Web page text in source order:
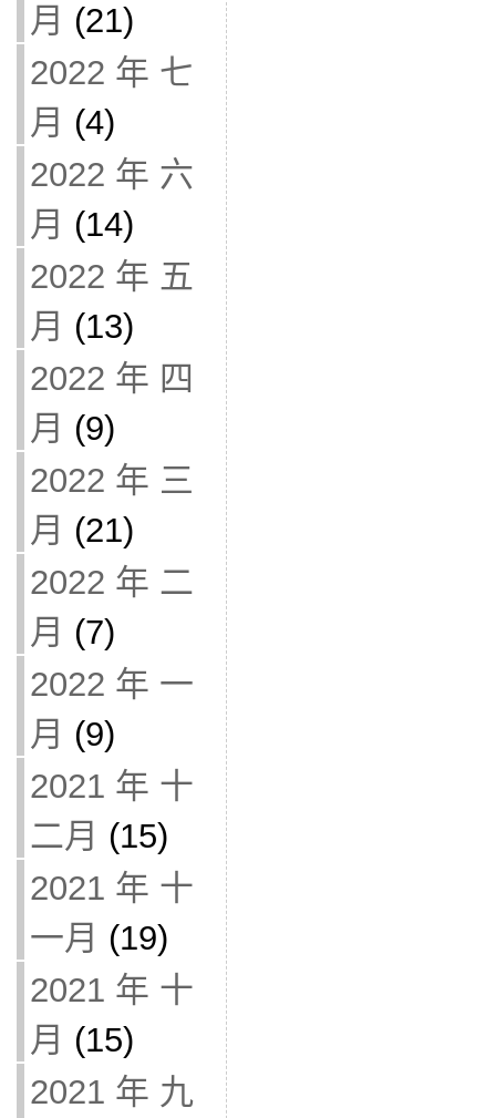
月 (21)
2022 年 七
月 (4)
2022 年 六
月 (14)
2022 年 五
月 (13)
2022 年 四
月 (9)
2022 年 三
月 (21)
2022 年 二
月 (7)
2022 年 一
月 (9)
2021 年 十
二月 (15)
2021 年 十
一月 (19)
2021 年 十
月 (15)
2021 年 九